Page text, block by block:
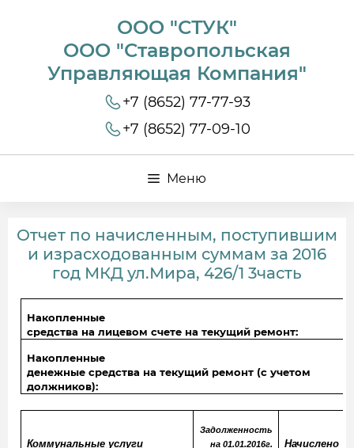
ООО "СТУК"
ООО "Ставропольская
Управляющая Компания"
+7 (8652) 77-77-93
+7 (8652) 77-09-10
Меню
Отчет по начисленным, поступившим
и израсходованным суммам за 2016
год МКД ул.Мира, 426/1 3часть
Накопленные
средства на лицевом счете на текущий ремонт:
Накопленные
денежные средства на текущий ремонт (с учетом
должников):
Коммунальные услуги
Задолженность
на 01.01.2016г.
Начислено